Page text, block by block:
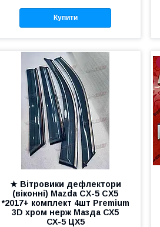
Купити
★ Вітровики дефлектори
(віконні) Mazda CX-5 CX5
*2017+ комплект 4шт Premium
3D хром нерж Мазда СХ5
СХ-5 ЦХ5